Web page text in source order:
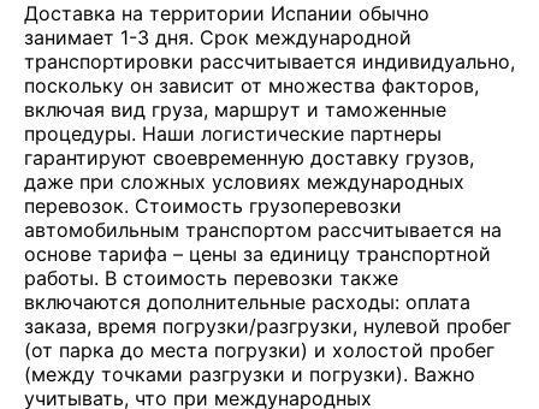
Доставка на территории Испании обычно
занимает 1-3 дня. Срок международной
транспортировки рассчитывается индивидуально,
поскольку он зависит от множества факторов,
включая вид груза, маршрут и таможенные
процедуры. Наши логистические партнеры
гарантируют своевременную доставку грузов,
даже при сложных условиях международных
перевозок. Стоимость грузоперевозки
автомобильным транспортом рассчитывается на
основе тарифа – цены за единицу транспортной
работы. В стоимость перевозки также
включаются дополнительные расходы: оплата
заказа, время погрузки/разгрузки, нулевой пробег
(от парка до места погрузки) и холостой пробег
(между точками разгрузки и погрузки). Важно
учитывать, что при международных